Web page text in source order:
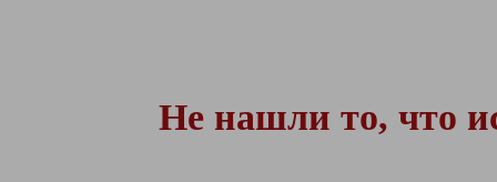
Не нашли то, что